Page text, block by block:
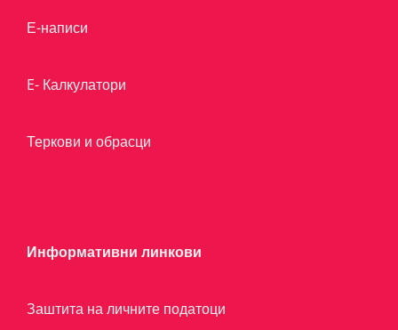
Е-написи
E- Калкулатори
Теркови и обрасци
Информативни линкови
Заштита на личните податоци